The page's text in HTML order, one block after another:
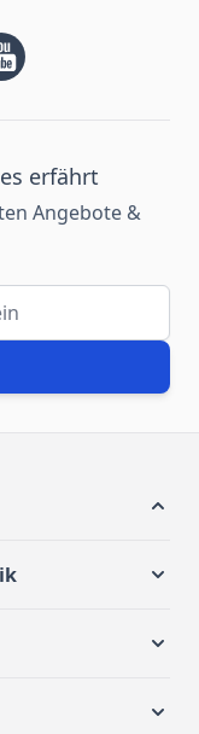
erfährt
Angebote &